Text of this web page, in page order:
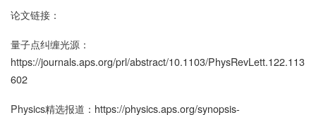
论文链接：
量子点纠缠光源：
https://journals.aps.org/prl/abstract/10.1103/PhysRevLett.122.113
602
Physics精选报道： https://physics.aps.org/synopsis-